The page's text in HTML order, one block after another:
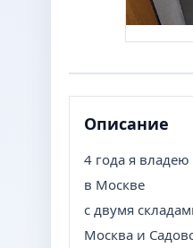
Описание
4 года я
в Москве
с двумя
Москва и